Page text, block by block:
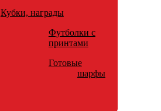
Кубки, награды
Футболки с
принтами
Готовые
шарфы